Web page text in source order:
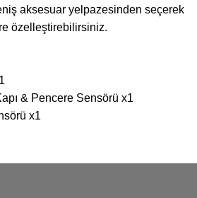
aksesuar yelpazesinden seçerek
özelleştirebilirsiniz.
& Pencere Sensörü x1
x1